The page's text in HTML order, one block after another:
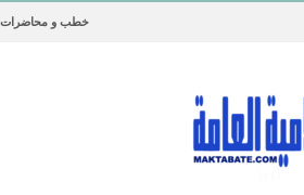
خطب و محاضرات